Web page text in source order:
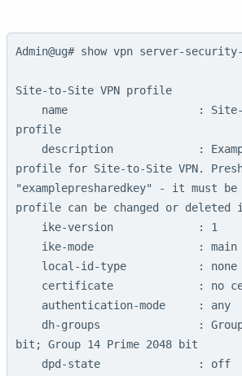
Admin@ug# show vpn server-
Site-to-Site VPN profile
profile
profile for Site-to-Site VPN.
"examplepresharedkey" - it must be
profile can be changed or deleted
bit; Group 14 Prime 2048 bit